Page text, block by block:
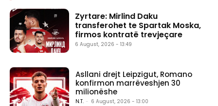
Zyrtare: Mirlind Daku
transferohet te Spartak Moska,
firmos kontratë trevjeçare
6 August, 2026 - 13:49
Asllani drejt Leipzigut, Romano
konfirmon marrëveshjen 30
milionëshe
N.T. - 6 August, 2026 - 13:00